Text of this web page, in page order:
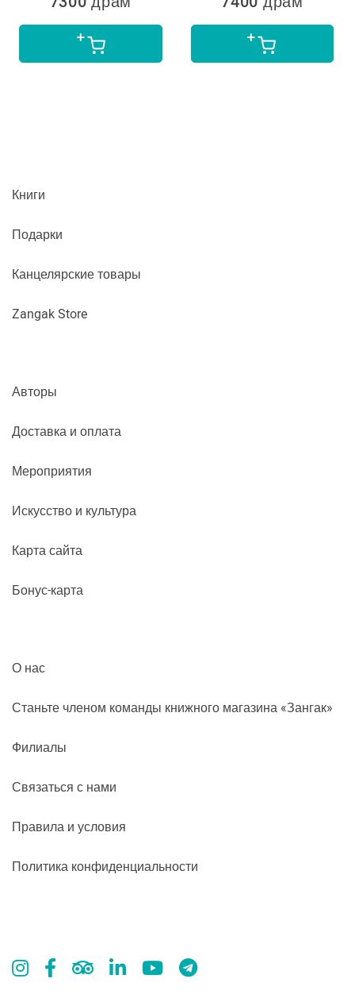
Книги
Подарки
Канцелярские товары
Zangak Store
Авторы
Доставка и оплата
Мероприятия
Искусство и культура
Карта сайта
Бонус-карта
О нас
Станьте членом команды книжного магазина «Зангак»
Филиалы
Связаться с нами
Правила и условия
Политика конфиденциальности